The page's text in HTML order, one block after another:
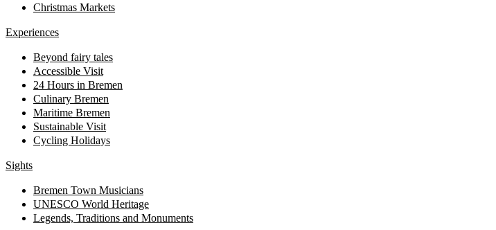
Christmas Markets
Experiences
Beyond fairy tales
Accessible Visit
24 Hours in Bremen
Culinary Bremen
Maritime Bremen
Sustainable Visit
Cycling Holidays
Sights
Bremen Town Musicians
UNESCO World Heritage
Legends, Traditions and Monuments